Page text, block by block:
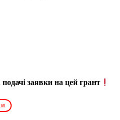
заявки на цей грант